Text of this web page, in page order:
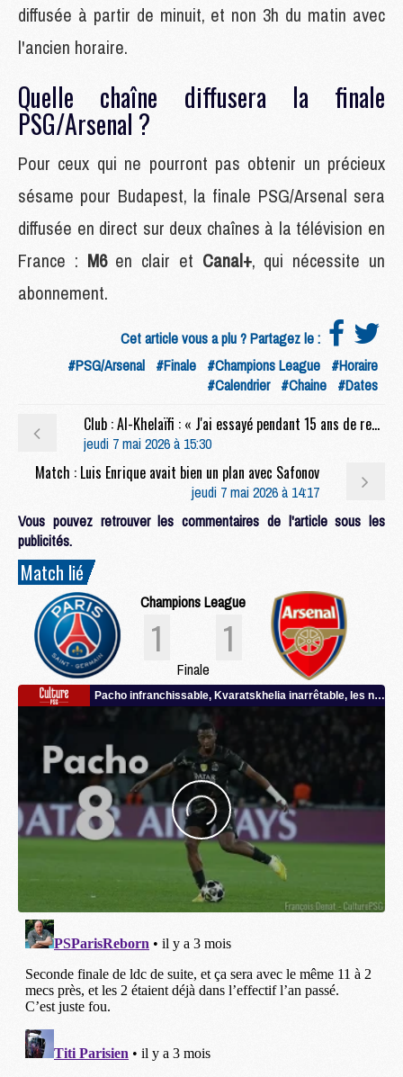
diffusée à partir de minuit, et non 3h du matin avec
l'ancien horaire.
Quelle chaîne diffusera la finale
PSG/Arsenal ?
Pour ceux qui ne pourront pas obtenir un précieux
sésame pour Budapest, la finale PSG/Arsenal sera
diffusée en direct sur deux chaînes à la télévision en
France : M6 en clair et Canal+, qui nécessite un
abonnement.
Cet article vous a plu ? Partagez le :
#PSG/Arsenal #Finale #Champions League #Horaire
#Calendrier #Chaine #Dates
Club : Al-Khelaïfi : « J'ai essayé pendant 15 ans de recruter Luis Enrique »
jeudi 7 mai 2026 à 15:30
Match : Luis Enrique avait bien un plan avec Safonov
jeudi 7 mai 2026 à 14:17
Vous pouvez retrouver les commentaires de l'article sous les
publicités.
Match lié
Champions League
1 1
Finale